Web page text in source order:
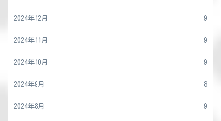
2024年12月 9
2024年11月 9
2024年10月 9
2024年9月 8
2024年8月 9